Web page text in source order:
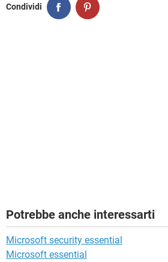
Condividi
Potrebbe anche interessarti
Microsoft security essential
Microsoft essential